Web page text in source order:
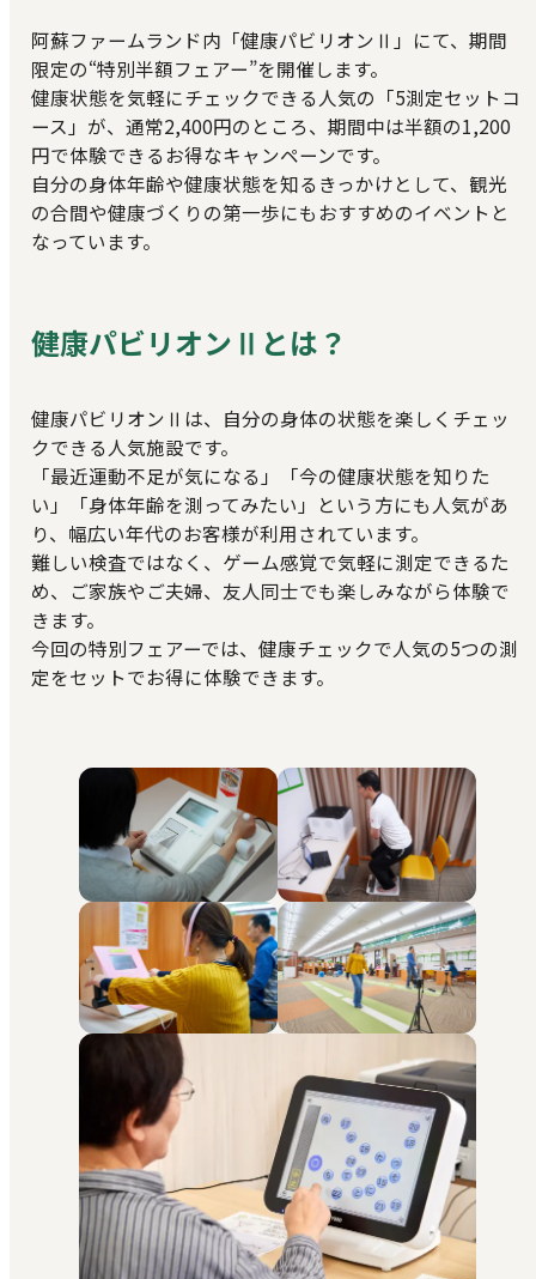
阿蘇ファームランド内「健康パビリオンⅡ」にて、期間
限定の“特別半額フェアー”を開催します。
健康状態を気軽にチェックできる人気の「5測定セットコ
ース」が、通常2,400円のところ、期間中は半額の1,200
円で体験できるお得なキャンペーンです。
自分の身体年齢や健康状態を知るきっかけとして、観光
の合間や健康づくりの第一歩にもおすすめのイベントと
なっています。
健康パビリオンⅡとは？
健康パビリオンⅡは、自分の身体の状態を楽しくチェッ
クできる人気施設です。
「最近運動不足が気になる」「今の健康状態を知りた
い」「身体年齢を測ってみたい」という方にも人気があ
り、幅広い年代のお客様が利用されています。
難しい検査ではなく、ゲーム感覚で気軽に測定できるた
め、ご家族やご夫婦、友人同士でも楽しみながら体験で
きます。
今回の特別フェアーでは、健康チェックで人気の5つの測
定をセットでお得に体験できます。